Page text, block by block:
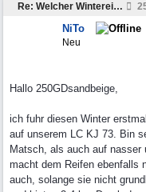
Re: Welcher Wintereifen 235/85 R16 ist wirklich gut?
NiTo
Neu
Hallo 250GDsandbeige,
ich fuhr diesen Winter
auf unserem LC KJ 73. Bin
Matsch, als auch auf
macht dem Reifen ebenfalls
auch, solange sie nicht